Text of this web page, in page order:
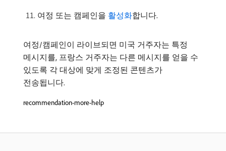
여정 또는 캠페인을 활성화합니다.
여정/캠페인이 라이브되면 미국 거주자는 특정
메시지를, 프랑스 거주자는 다른 메시지를 얻을 수
있도록 각 대상에 맞게 조정된 콘텐츠가
전송됩니다.
recommendation-more-help